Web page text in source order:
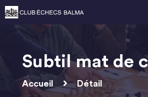
Subtil mat de
Accueil Détail